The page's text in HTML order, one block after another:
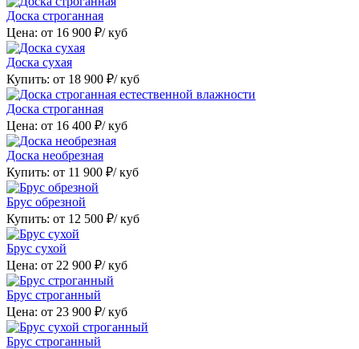
Доска строганная
Цена: от 16 900 ₽/ куб
Доска сухая
Купить: от 18 900 ₽/ куб
Доска строганная
Цена: от 16 400 ₽/ куб
Доска необрезная
Купить: от 11 900 ₽/ куб
Брус обрезной
Купить: от 12 500 ₽/ куб
Брус сухой
Цена: от 22 900 ₽/ куб
Брус строганный
Цена: от 23 900 ₽/ куб
Брус строганный